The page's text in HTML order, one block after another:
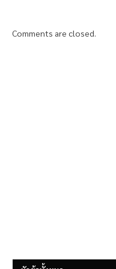
Comments are closed.